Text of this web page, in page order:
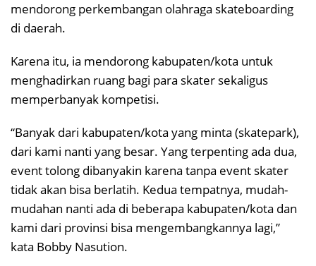
mendorong perkembangan olahraga skateboarding
di daerah.
Karena itu, ia mendorong kabupaten/kota untuk
menghadirkan ruang bagi para skater sekaligus
memperbanyak kompetisi.
“Banyak dari kabupaten/kota yang minta (skatepark),
dari kami nanti yang besar. Yang terpenting ada dua,
event tolong dibanyakin karena tanpa event skater
tidak akan bisa berlatih. Kedua tempatnya, mudah-
mudahan nanti ada di beberapa kabupaten/kota dan
kami dari provinsi bisa mengembangkannya lagi,”
kata Bobby Nasution.